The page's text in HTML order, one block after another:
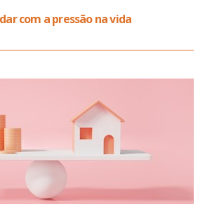
com a pressão na vida